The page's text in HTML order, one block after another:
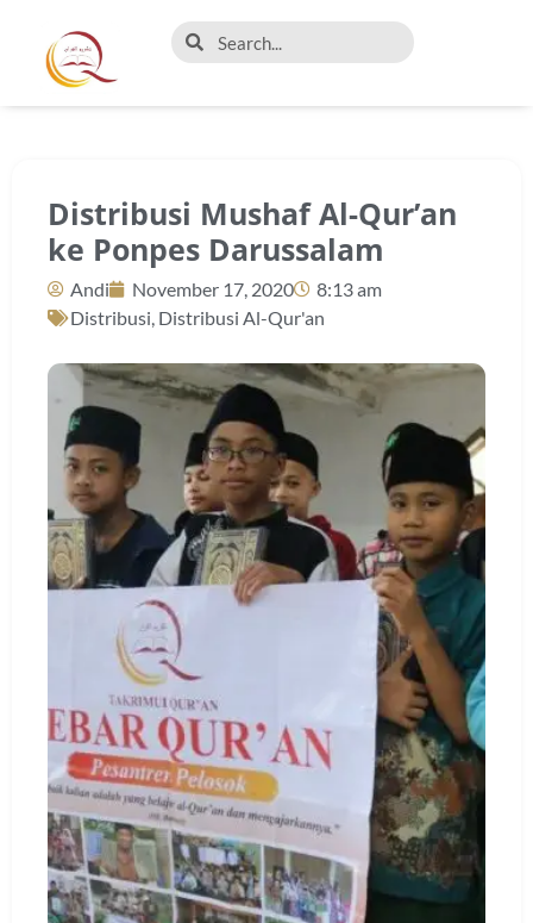
Distribusi Mushaf Al-Qur’an
ke Ponpes Darussalam
Andi November 17, 2020
8:13 am
Distribusi, Distribusi Al-Qur'an